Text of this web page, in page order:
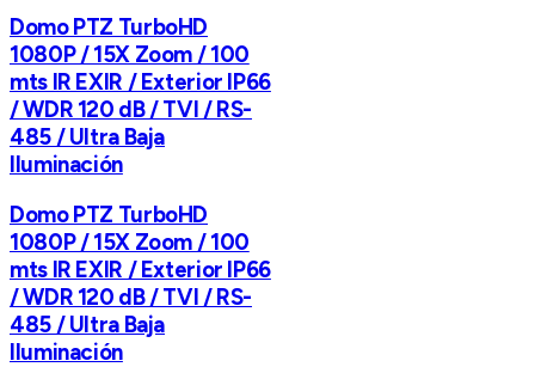
Domo PTZ TurboHD
1080P / 15X Zoom / 100
mts IR EXIR / Exterior IP66
/ WDR 120 dB / TVI / RS-
485 / Ultra Baja
Iluminación
Domo PTZ TurboHD
1080P / 15X Zoom / 100
mts IR EXIR / Exterior IP66
/ WDR 120 dB / TVI / RS-
485 / Ultra Baja
Iluminación